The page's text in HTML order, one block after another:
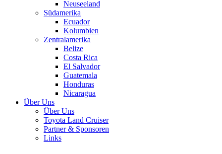
Neuseeland
Südamerika
Ecuador
Kolumbien
Zentralamerika
Belize
Costa Rica
El Salvador
Guatemala
Honduras
Nicaragua
Über Uns
Über Uns
Toyota Land Cruiser
Partner & Sponsoren
Links